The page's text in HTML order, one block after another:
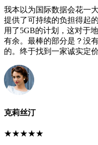
我本以为国际数据会花一
提供了可持续的负担得起
用了5GB的计划，这对于
有余。最棒的部分是？没
的。终于找到一家诚实定
克莉丝汀
★★★★★